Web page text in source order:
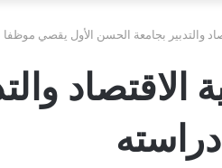
والتدبير بجامعة الحسن الأول يقصي موظفا
الاقتصاد